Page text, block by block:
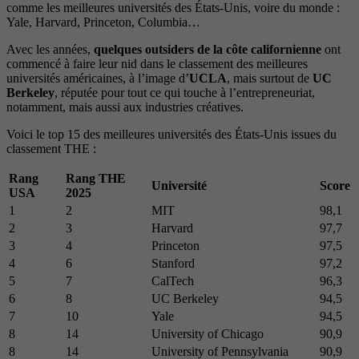
comme les meilleures universités des États-Unis, voire du monde :
Yale, Harvard, Princeton, Columbia…
Avec les années, quelques outsiders de la côte californienne ont
commencé à faire leur nid dans le classement des meilleures
universités américaines, à l’image d’UCLA, mais surtout de UC
Berkeley, réputée pour tout ce qui touche à l’entrepreneuriat,
notamment, mais aussi aux industries créatives.
Voici le top 15 des meilleures universités des États-Unis issues du
classement THE :
Rang
USA
Rang THE
2025
Université
Score
1
2 MIT
98,1
2
3 Harvard
97,7
3
4 Princeton
97,5
4
6 Stanford
97,2
5
7 CalTech
96,3
6
8 UC Berkeley
94,5
7
10 Yale
94,5
8
14 University of Chicago
90,9
8
14 University of Pennsylvania 90,9